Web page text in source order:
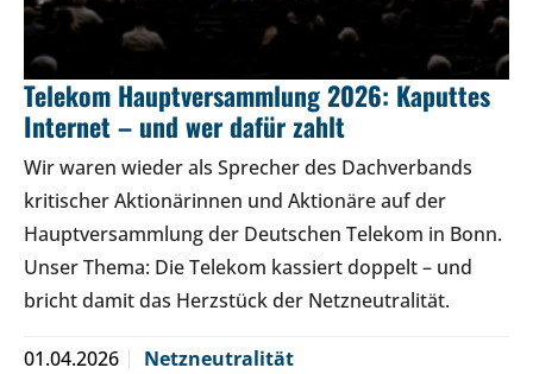
Telekom Hauptversammlung 2026: Kaputtes
Internet – und wer dafür zahlt
Wir waren wieder als Sprecher des Dachverbands
kritischer Aktionärinnen und Aktionäre auf der
Hauptversammlung der Deutschen Telekom in Bonn.
Unser Thema: Die Telekom kassiert doppelt – und
bricht damit das Herzstück der Netzneutralität.
01.04.2026 Netzneutralität